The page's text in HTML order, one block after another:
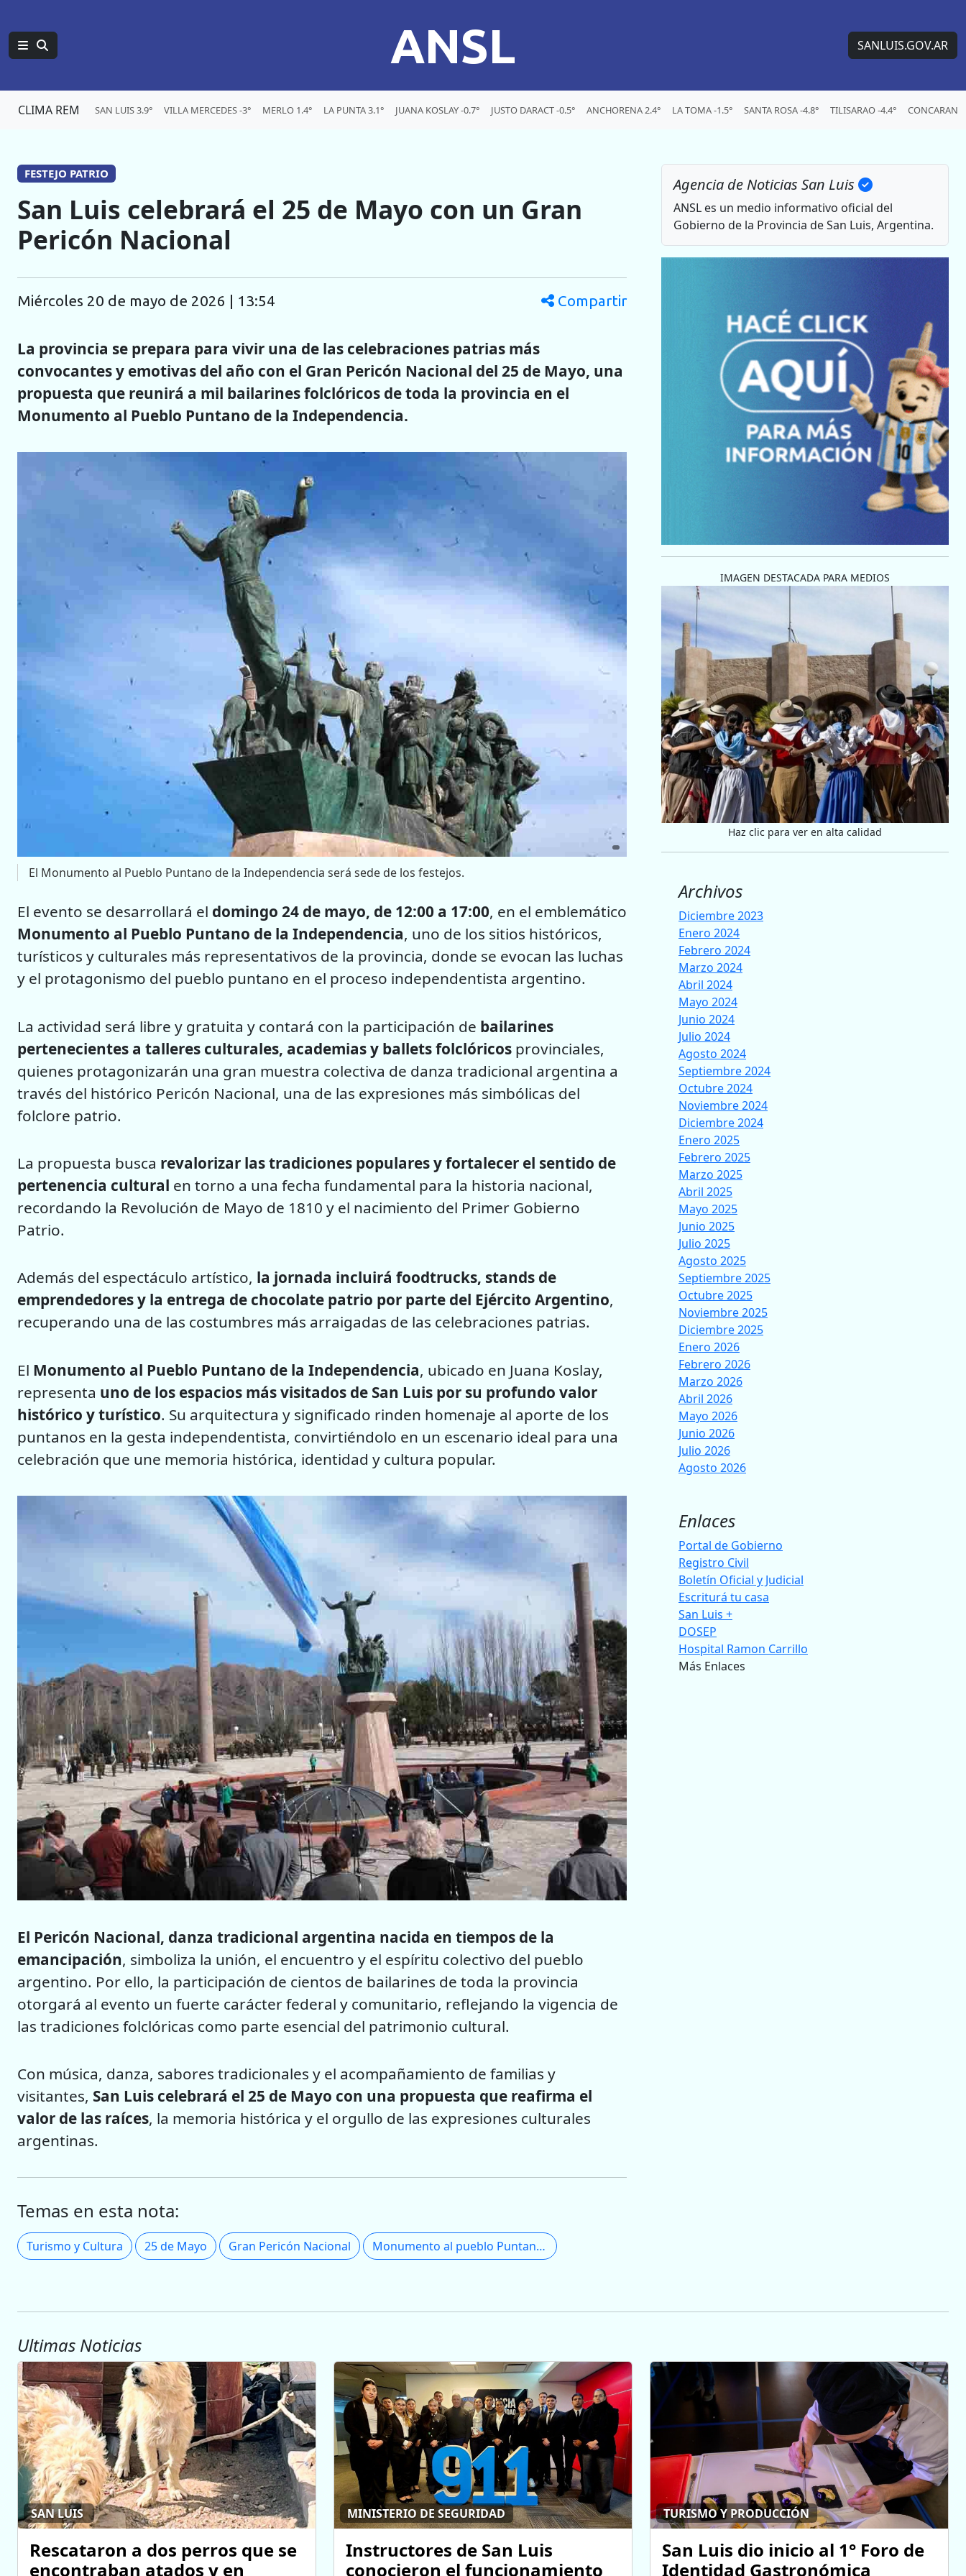
ANSL SANLUIS.GOV.AR
CLIMA REM SAN LUIS 3.9° VILLA MERCEDES -3° MERLO 1.4° LA PUNTA 3.1° JUANA KOSLAY -0.7° JUSTO DARACT -0.5° ANCHORENA 2.4° LA TOMA -1.5° SANTA ROSA -4.8° TILISARAO -4.4° CONCARAN -
FESTEJO PATRIO
San Luis celebrará el 25 de Mayo con un Gran
Pericón Nacional
miércoles 20 de mayo de 2026 | 13:54 Compartir
La provincia se prepara para vivir una de las celebraciones patrias más
convocantes y emotivas del año con el Gran Pericón Nacional del 25 de Mayo, una
propuesta que reunirá a mil bailarines folclóricos de toda la provincia en el
Monumento al Pueblo Puntano de la Independencia.
El Monumento al Pueblo Puntano de la Independencia será sede de los festejos.
El evento se desarrollará el domingo 24 de mayo, de 12:00 a 17:00, en el emblemático
Monumento al Pueblo Puntano de la Independencia, uno de los sitios históricos,
turísticos y culturales más representativos de la provincia, donde se evocan las luchas
y el protagonismo del pueblo puntano en el proceso independentista argentino.
La actividad será libre y gratuita y contará con la participación de bailarines
pertenecientes a talleres culturales, academias y ballets folclóricos provinciales,
quienes protagonizarán una gran muestra colectiva de danza tradicional argentina a
través del histórico Pericón Nacional, una de las expresiones más simbólicas del
folclore patrio.
La propuesta busca revalorizar las tradiciones populares y fortalecer el sentido de
pertenencia cultural en torno a una fecha fundamental para la historia nacional,
recordando la Revolución de Mayo de 1810 y el nacimiento del Primer Gobierno
Patrio.
Además del espectáculo artístico, la jornada incluirá foodtrucks, stands de
emprendedores y la entrega de chocolate patrio por parte del Ejército Argentino,
recuperando una de las costumbres más arraigadas de las celebraciones patrias.
El Monumento al Pueblo Puntano de la Independencia, ubicado en Juana Koslay,
representa uno de los espacios más visitados de San Luis por su profundo valor
histórico y turístico. Su arquitectura y significado rinden homenaje al aporte de los
puntanos en la gesta independentista, convirtiéndolo en un escenario ideal para una
celebración que une memoria histórica, identidad y cultura popular.
El Pericón Nacional, danza tradicional argentina nacida en tiempos de la
emancipación, simboliza la unión, el encuentro y el espíritu colectivo del pueblo
argentino. Por ello, la participación de cientos de bailarines de toda la provincia
otorgará al evento un fuerte carácter federal y comunitario, reflejando la vigencia de
las tradiciones folclóricas como parte esencial del patrimonio cultural.
Con música, danza, sabores tradicionales y el acompañamiento de familias y
visitantes, San Luis celebrará el 25 de Mayo con una propuesta que reafirma el
valor de las raíces, la memoria histórica y el orgullo de las expresiones culturales
argentinas.
Temas en esta nota:
Turismo y Cultura 25 de Mayo Gran Pericón Nacional Monumento al pueblo Puntano de la Independencia
Agencia de Noticias San Luis
ANSL es un medio informativo oficial del
Gobierno de la Provincia de San Luis, Argentina.
IMAGEN DESTACADA PARA MEDIOS
Haz clic para ver en alta calidad
Archivos
Diciembre 2023
Enero 2024
Febrero 2024
Marzo 2024
Abril 2024
Mayo 2024
Junio 2024
Julio 2024
Agosto 2024
Septiembre 2024
Octubre 2024
Noviembre 2024
Diciembre 2024
Enero 2025
Febrero 2025
Marzo 2025
Abril 2025
Mayo 2025
Junio 2025
Julio 2025
Agosto 2025
Septiembre 2025
Octubre 2025
Noviembre 2025
Diciembre 2025
Enero 2026
Febrero 2026
Marzo 2026
Abril 2026
Mayo 2026
Junio 2026
Julio 2026
Agosto 2026
Enlaces
Portal de Gobierno
Registro Civil
Boletín Oficial y Judicial
Escriturá tu casa
San Luis +
DOSEP
Hospital Ramon Carrillo
Más Enlaces
Ultimas Noticias
SAN LUIS
Rescataron a dos perros que se
encontraban atados y en
MINISTERIO DE SEGURIDAD
Instructores de San Luis
conocieron el funcionamiento
TURISMO Y PRODUCCIÓN
San Luis dio inicio al 1° Foro de
Identidad Gastronómica